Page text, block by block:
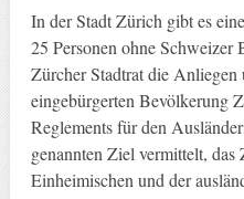
In der Stadt Zürich gibt es
25 Personen ohne Schweizer
Zürcher Stadtrat die
eingebürgerten Bevölkerung
Reglements für den
genannten Ziel vermittelt, das
Einheimischen und der